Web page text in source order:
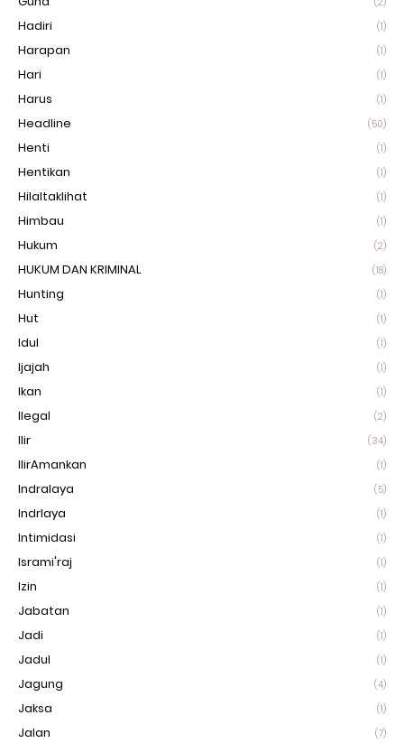
Hadiri (1)
Harapan (1)
Hari (1)
Harus (1)
Headline (50)
Henti (1)
Hentikan (1)
Hilaltaklihat (1)
Himbau (1)
Hukum (2)
HUKUM DAN KRIMINAL (18)
Hunting (1)
Hut (1)
Idul (1)
Ijajah (1)
Ikan (1)
Ilegal (2)
Ilir (34)
IlirAmankan (1)
Indralaya (5)
Indrlaya (1)
Intimidasi (1)
Isrami'raj (1)
Izin (1)
Jabatan (1)
Jadi (1)
Jadul (1)
Jagung (4)
Jaksa (1)
Jalan (7)